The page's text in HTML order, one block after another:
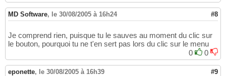
MD Software, le 30/08/2005 à 16h24 #8
Je comprend rien, puisque tu le sauves au moment du clic sur
le bouton, pourquoi tu ne t'en sert pas lors du clic sur le menu
0
0
eponette, le 30/08/2005 à 16h39 #9